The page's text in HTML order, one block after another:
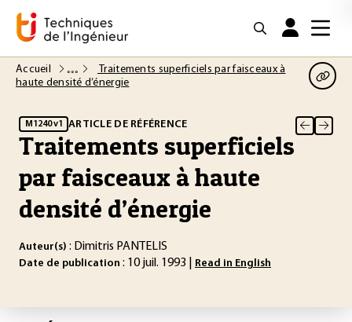
Accueil
Traitements superficiels par faisceaux à
haute densité d’énergie
M1240 v1 ARTICLE DE RÉFÉRENCE
Traitements superficiels
par faisceaux à haute
densité d’énergie
Auteur(s) : Dimitris PANTELIS
Date de publication : 10 juil. 1993 | Read in English